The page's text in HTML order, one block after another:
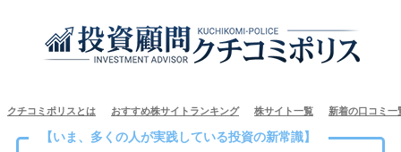
クチコミポリスとは おすすめ株サイトランキング 株サイト一覧 新着の口コミ一
【いま、多くの人が実践している投資の新常識】